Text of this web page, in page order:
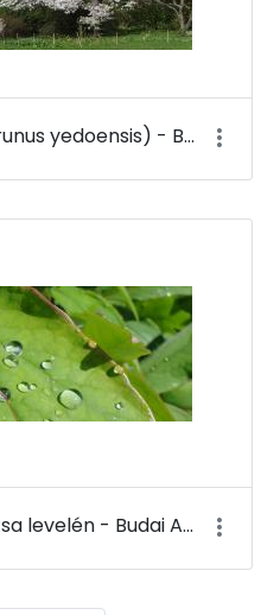
Virágzó díszcserje (Prunus yedoensis) - Budai Arborétum
Vízcseppek bazsarózsa levelén - Budai Arborétum